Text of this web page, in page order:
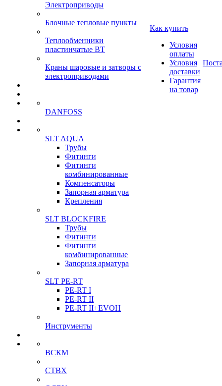
Электроприводы
Блочные тепловые пункты
Теплообменники
пластинчатые ВТ
Краны шаровые и затворы с
электроприводами
DANFOSS
SLT AQUA
Трубы
Фитинги
Фитинги
комбинированные
Компенсаторы
Запорная арматура
Крепления
SLT BLOCKFIRE
Трубы
Фитинги
Фитинги
комбинированные
Запорная арматура
SLT PE-RT
PE-RT I
PE-RT II
PE-RT II+EVOH
Инструменты
ВСКМ
СТВХ
Как купить
Условия
оплаты
Условия
доставки
Гарантия
на товар